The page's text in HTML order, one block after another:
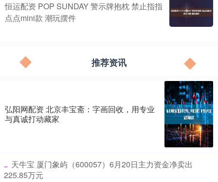
恒运配资 POP SUNDAY 警示牌抱枕 禁止指指
点点mini款 潮玩摆件
推荐资讯
弘阳网配资 北京丰宝斋：字画回收，用专业
与真诚打动藏家
​天牛宝 厦门象屿（600057）6月20日主力资金净卖出
225.85万元